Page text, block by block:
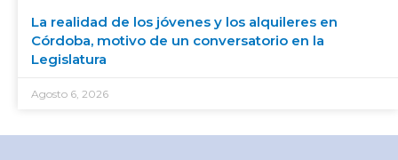
La realidad de los jóvenes y los alquileres en
Córdoba, motivo de un conversatorio en la
Legislatura
Agosto 6, 2026